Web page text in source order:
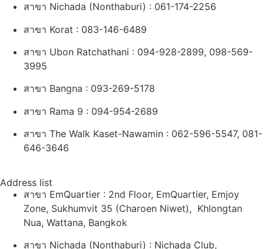
สาขา Nichada (Nonthaburi) : 061-174-2256
สาขา Korat : 083-146-6489
สาขา Ubon Ratchathani : 094-928-2899, 098-569-
3995
สาขา Bangna : 093-269-5178
สาขา Rama 9 : 094-954-2689
สาขา The Walk Kaset-Nawamin : 062-596-5547, 081-
646-3646
Address list
สาขา EmQuartier : 2nd Floor, EmQuartier, Emjoy
Zone, Sukhumvit 35 (Charoen Niwet), Khlongtan
Nua, Wattana, Bangkok
สาขา Nichada (Nonthaburi) : Nichada Club,